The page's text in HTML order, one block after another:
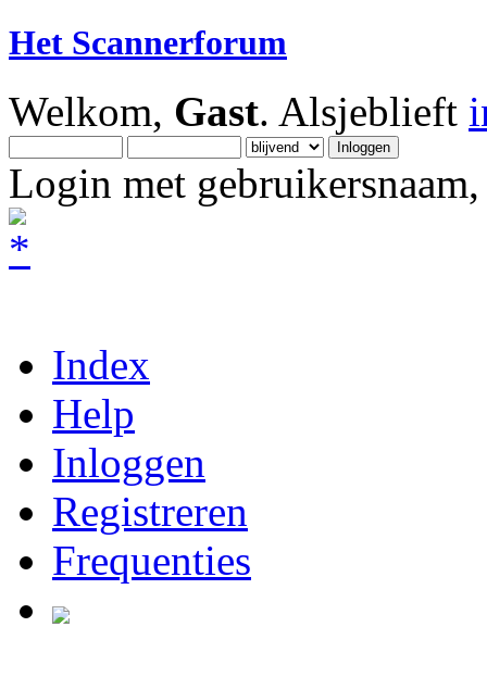
Het Scannerforum
Welkom, Gast. Alsjeblieft
Login met
Index
Help
Inloggen
Registreren
Frequenties